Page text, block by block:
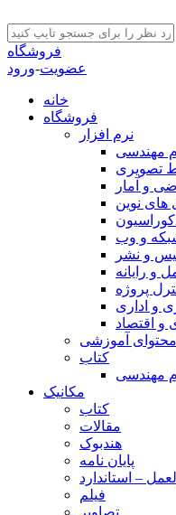
فروشگاه
عضویت-ورود
خانه
فروشگاه
نرم افزار
مهندسی
تصویری
و آمار
های نوین
و وب
و نشر
و رایانه
پروژه
و اداری
و اقتصاد
محتوای آموزشی
کتاب
مهندسی
مکانیک
کتاب
مقالات
هندبوک
پایان نامه
– استاندارد
فیلم
تصاویر